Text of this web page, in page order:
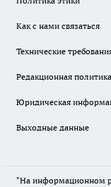
Как с нами связаться
Технические
Редакционная политика
Юридическая
Выходные данные
"На информационном